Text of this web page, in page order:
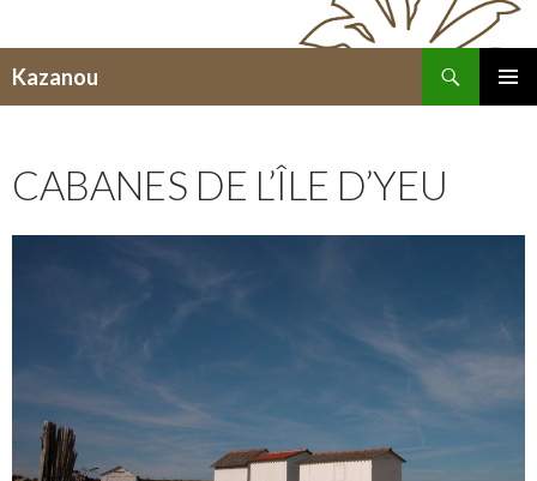
Kazanou
CABANES DE L’ÎLE D’YEU